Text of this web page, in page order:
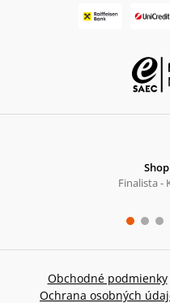
Finalista -
Obchodné podmienky
Ochrana osobných